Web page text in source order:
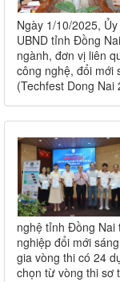
Ngày 1/10/2025,
UBND tỉnh Đồng
ngành, đơn vị liên
công nghệ, đổi mới
(Techfest Dong Nai
nghệ tỉnh Đồng Nai
nghiệp đổi mới
gia vòng thi có 24
chọn từ vòng thi sơ